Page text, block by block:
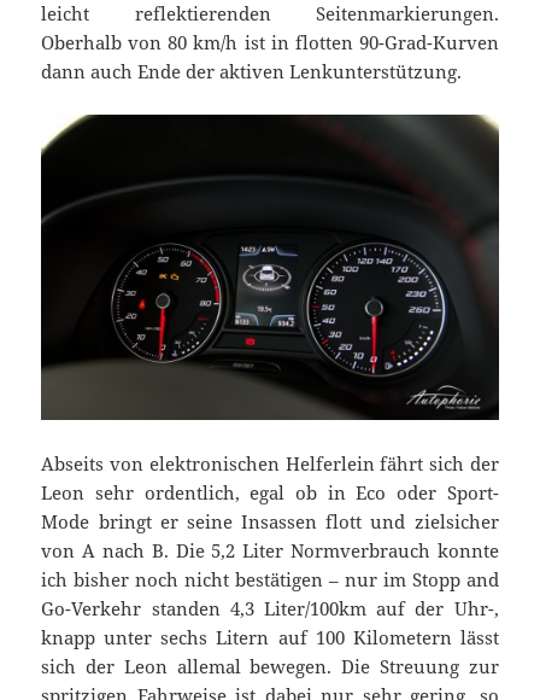
leicht reflektierenden Seitenmarkierungen.
Oberhalb von 80 km/h ist in flotten 90-Grad-Kurven
dann auch Ende der aktiven Lenkunterstützung.
Abseits von elektronischen Helferlein fährt sich der
Leon sehr ordentlich, egal ob in Eco oder Sport-
Mode bringt er seine Insassen flott und zielsicher
von A nach B. Die 5,2 Liter Normverbrauch konnte
ich bisher noch nicht bestätigen – nur im Stopp and
Go-Verkehr standen 4,3 Liter/100km auf der Uhr-,
knapp unter sechs Litern auf 100 Kilometern lässt
sich der Leon allemal bewegen. Die Streuung zur
spritzigen Fahrweise ist dabei nur sehr gering, so